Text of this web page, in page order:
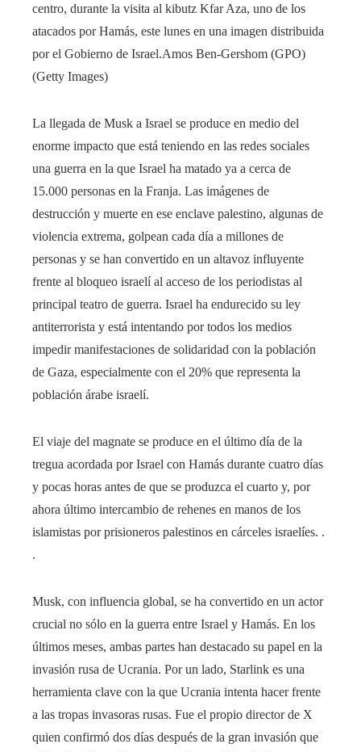
centro, durante la visita al kibutz Kfar Aza, uno de los
atacados por Hamás, este lunes en una imagen distribuida
por el Gobierno de Israel.Amos Ben-Gershom (GPO)
(Getty Images)
La llegada de Musk a Israel se produce en medio del
enorme impacto que está teniendo en las redes sociales
una guerra en la que Israel ha matado ya a cerca de
15.000 personas en la Franja. Las imágenes de
destrucción y muerte en ese enclave palestino, algunas de
violencia extrema, golpean cada día a millones de
personas y se han convertido en un altavoz influyente
frente al bloqueo israelí al acceso de los periodistas al
principal teatro de guerra. Israel ha endurecido su ley
antiterrorista y está intentando por todos los medios
impedir manifestaciones de solidaridad con la población
de Gaza, especialmente con el 20% que representa la
población árabe israelí.
El viaje del magnate se produce en el último día de la
tregua acordada por Israel con Hamás durante cuatro días
y pocas horas antes de que se produzca el cuarto y, por
ahora último intercambio de rehenes en manos de los
islamistas por prisioneros palestinos en cárceles israelíes. .
.
Musk, con influencia global, se ha convertido en un actor
crucial no sólo en la guerra entre Israel y Hamás. En los
últimos meses, ambas partes han destacado su papel en la
invasión rusa de Ucrania. Por un lado, Starlink es una
herramienta clave con la que Ucrania intenta hacer frente
a las tropas invasoras rusas. Fue el propio director de X
quien confirmó dos días después de la gran invasión que